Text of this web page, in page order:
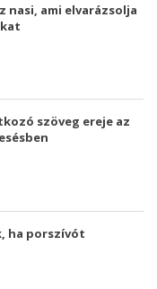
nasi, ami elvarázsolja
szöveg ereje az
ha porszívót